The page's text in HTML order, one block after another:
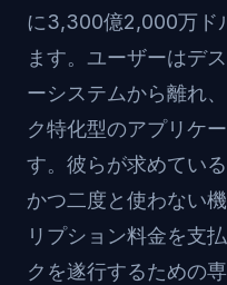
に3,300億2,000万ド
ます。ユーザーはデ
ーシステムから離れ
ク特化型のアプリケ
す。彼らが求めてい
かつ二度と使わない
リプション料金を支
クを遂行するための